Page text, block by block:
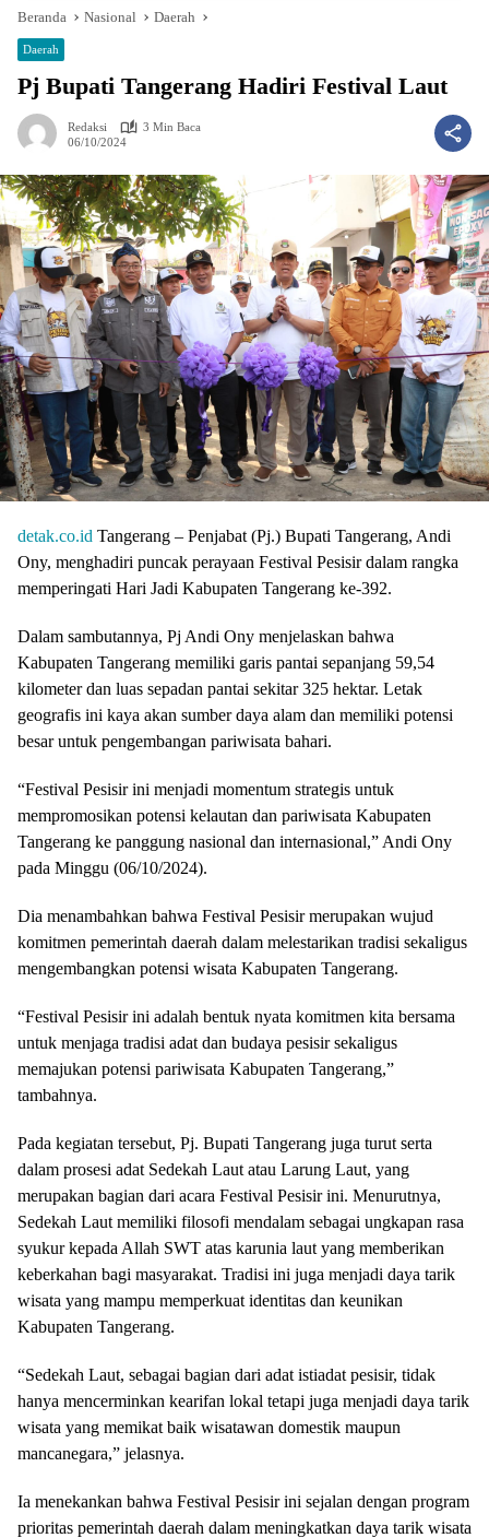
Beranda Nasional Daerah
Daerah
Pj Bupati Tangerang Hadiri Festival Laut
Redaksi
3 Min Baca
06/10/2024
detak.co.id Tangerang – Penjabat (Pj.) Bupati Tangerang, Andi
Ony, menghadiri puncak perayaan Festival Pesisir dalam rangka
memperingati Hari Jadi Kabupaten Tangerang ke-392.
Dalam sambutannya, Pj Andi Ony menjelaskan bahwa
Kabupaten Tangerang memiliki garis pantai sepanjang 59,54
kilometer dan luas sepadan pantai sekitar 325 hektar. Letak
geografis ini kaya akan sumber daya alam dan memiliki potensi
besar untuk pengembangan pariwisata bahari.
“Festival Pesisir ini menjadi momentum strategis untuk
mempromosikan potensi kelautan dan pariwisata Kabupaten
Tangerang ke panggung nasional dan internasional,” Andi Ony
pada Minggu (06/10/2024).
Dia menambahkan bahwa Festival Pesisir merupakan wujud
komitmen pemerintah daerah dalam melestarikan tradisi sekaligus
mengembangkan potensi wisata Kabupaten Tangerang.
“Festival Pesisir ini adalah bentuk nyata komitmen kita bersama
untuk menjaga tradisi adat dan budaya pesisir sekaligus
memajukan potensi pariwisata Kabupaten Tangerang,”
tambahnya.
Pada kegiatan tersebut, Pj. Bupati Tangerang juga turut serta
dalam prosesi adat Sedekah Laut atau Larung Laut, yang
merupakan bagian dari acara Festival Pesisir ini. Menurutnya,
Sedekah Laut memiliki filosofi mendalam sebagai ungkapan rasa
syukur kepada Allah SWT atas karunia laut yang memberikan
keberkahan bagi masyarakat. Tradisi ini juga menjadi daya tarik
wisata yang mampu memperkuat identitas dan keunikan
Kabupaten Tangerang.
“Sedekah Laut, sebagai bagian dari adat istiadat pesisir, tidak
hanya mencerminkan kearifan lokal tetapi juga menjadi daya tarik
wisata yang memikat baik wisatawan domestik maupun
mancanegara,” jelasnya.
Ia menekankan bahwa Festival Pesisir ini sejalan dengan program
prioritas pemerintah daerah dalam meningkatkan daya tarik wisata